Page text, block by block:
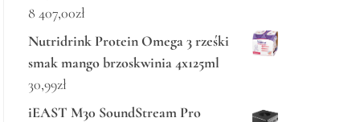
8 407,00zł
Nutridrink Protein Omega 3 rześki
smak mango brzoskwinia 4x125ml
30,99zł
iEAST M30 SoundStream Pro